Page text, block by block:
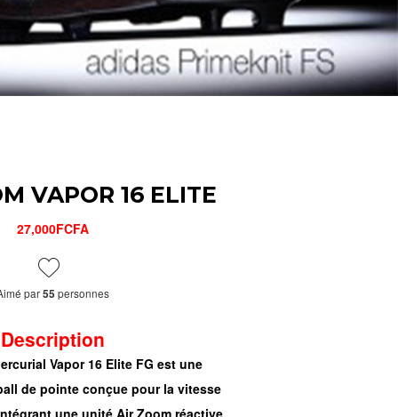
VAPOR 16 ELITE
27,000FCFA
par55 personnes
Description
Vapor 16 Elite FG est une
de pointe conçue pour la vitesse
une unité Air Zoom réactive